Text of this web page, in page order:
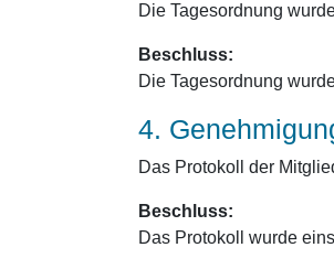
Die Tagesordnung
Beschluss:
Die Tagesordnung
4.
Das Protokoll der
Beschluss:
Das Protokoll wurde